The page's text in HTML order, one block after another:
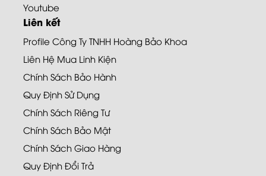
Youtube
Liên kết
Profile Công Ty TNHH Hoàng Bảo Khoa
Liên Hệ Mua Linh Kiện
Chính Sách Bảo Hành
Quy Định Sử Dụng
Chính Sách Riêng Tư
Chính Sách Bảo Mật
Chính Sách Giao Hàng
Quy Định Đổi Trả